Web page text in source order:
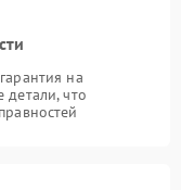
на
что